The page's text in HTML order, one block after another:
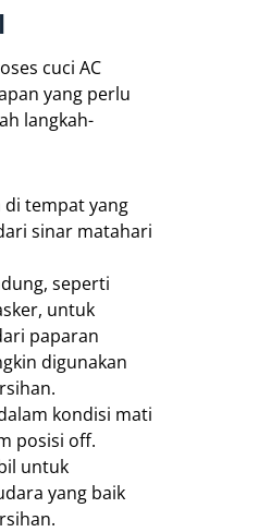
cuci AC
yang perlu
langkah-
di tempat yang
sinar matahari
seperti
untuk
paparan
digunakan
kondisi mati
posisi off.
untuk
yang baik